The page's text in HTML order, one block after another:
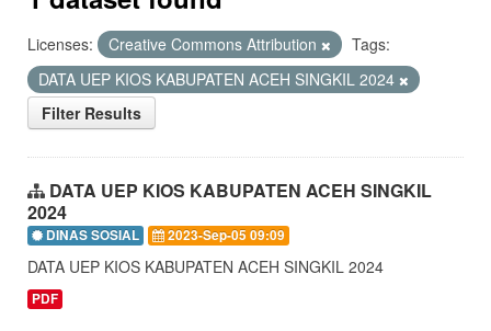
Licenses: Creative Commons Attribution
Tags:
DATA UEP KIOS KABUPATEN ACEH SINGKIL 2024
Filter Results
DATA UEP KIOS KABUPATEN ACEH SINGKIL
2024
DINAS SOSIAL 2023-Sep-05 09:09
DATA UEP KIOS KABUPATEN ACEH SINGKIL 2024
PDF